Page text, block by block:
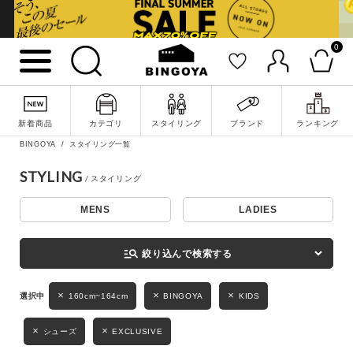
0
新着商品 カテゴリ スタイリング ブランド ランキング
詳細検索
キーワード
性別
MENS LADIES KIDS
BINGOYA スタイリング一覧
STYLING
MENS LADIES
manage_search 絞り込んで検索する
160cm~164cm BINGOYA KIDS
シューズ EXCLUSIVE